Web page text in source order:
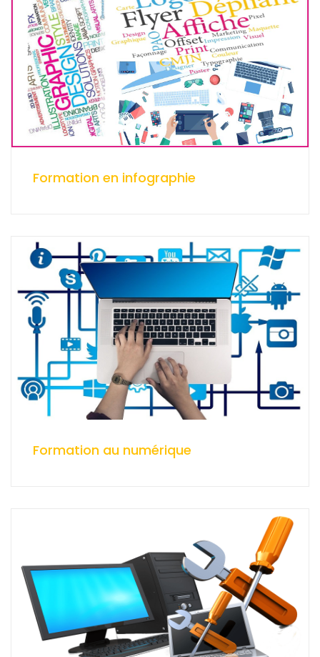
Formation en infographie
Formation au numérique